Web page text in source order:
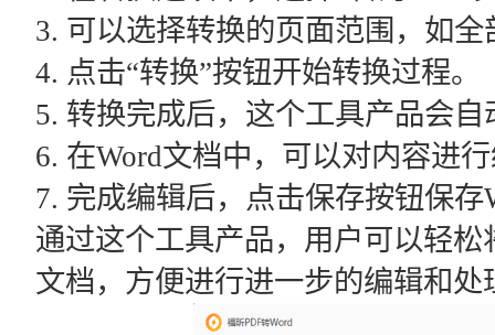
3. 可以选择转换的页面范围，如
4. 点击“转换”按钮开始转换过程。
5. 转换完成后，这个工具产品会
6. 在Word文档中，可以对内容进
7. 完成编辑后，点击保存按钮保存
通过这个工具产品，用户可以轻松
文档，方便进行进一步的编辑和处